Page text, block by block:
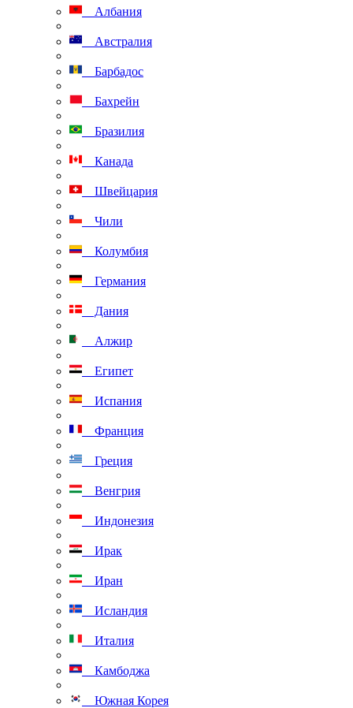
Албания
Австралия
Барбадос
Бахрейн
Бразилия
Канада
Швейцария
Чили
Колумбия
Германия
Дания
Алжир
Египет
Испания
Франция
Греция
Венгрия
Индонезия
Ирак
Иран
Исландия
Италия
Камбоджа
Южная Корея